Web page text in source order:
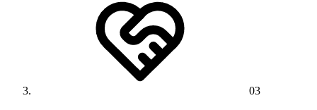
03